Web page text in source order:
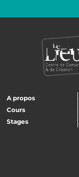
A propos
Cours
Stages